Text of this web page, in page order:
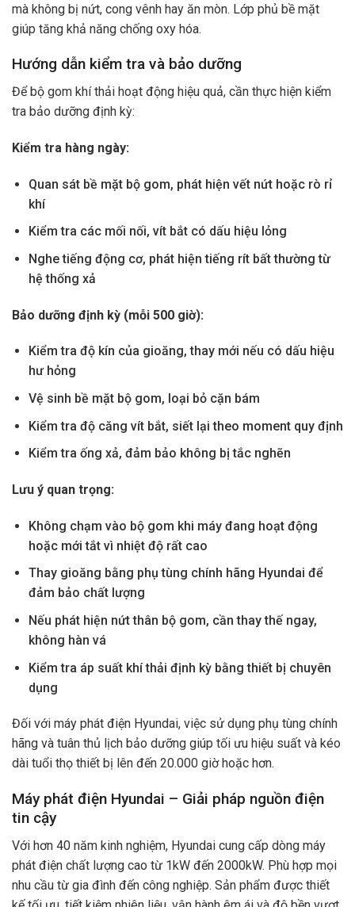
mà không bị nứt, cong vênh hay ăn mòn. Lớp phủ bề mặt
giúp tăng khả năng chống oxy hóa.
Hướng dẫn kiểm tra và bảo dưỡng
Để bộ gom khí thải hoạt động hiệu quả, cần thực hiện kiểm
tra bảo dưỡng định kỳ:
Kiểm tra hàng ngày:
Quan sát bề mặt bộ gom, phát hiện vết nứt hoặc rò rỉ
khí
Kiểm tra các mối nối, vít bắt có dấu hiệu lỏng
Nghe tiếng động cơ, phát hiện tiếng rít bất thường từ
hệ thống xả
Bảo dưỡng định kỳ (mỗi 500 giờ):
Kiểm tra độ kín của gioăng, thay mới nếu có dấu hiệu
hư hỏng
Vệ sinh bề mặt bộ gom, loại bỏ cặn bám
Kiểm tra độ căng vít bắt, siết lại theo moment quy định
Kiểm tra ống xả, đảm bảo không bị tắc nghẽn
Lưu ý quan trọng:
Không chạm vào bộ gom khi máy đang hoạt động
hoặc mới tắt vì nhiệt độ rất cao
Thay gioăng bằng phụ tùng chính hãng Hyundai để
đảm bảo chất lượng
Nếu phát hiện nứt thân bộ gom, cần thay thế ngay,
không hàn vá
Kiểm tra áp suất khí thải định kỳ bằng thiết bị chuyên
dụng
Đối với máy phát điện Hyundai, việc sử dụng phụ tùng chính
hãng và tuân thủ lịch bảo dưỡng giúp tối ưu hiệu suất và kéo
dài tuổi thọ thiết bị lên đến 20.000 giờ hoặc hơn.
Máy phát điện Hyundai – Giải pháp nguồn điện
tin cậy
Với hơn 40 năm kinh nghiệm, Hyundai cung cấp dòng máy
phát điện chất lượng cao từ 1kW đến 2000kW. Phù hợp mọi
nhu cầu từ gia đình đến công nghiệp. Sản phẩm được thiết